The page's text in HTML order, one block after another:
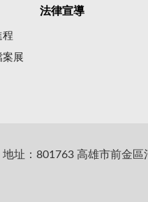
程
案展
法律宣導
地址：801763 高雄市前金區